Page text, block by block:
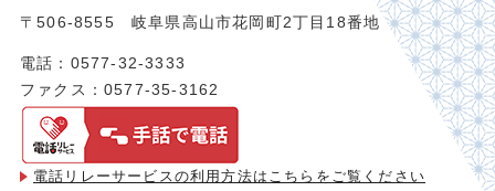
〒506-8555 岐阜県高山市花岡町2丁目18番地
電話：0577-32-3333
ファクス：0577-35-3162
電話リレーサービスの利用方法は こちらをご覧ください